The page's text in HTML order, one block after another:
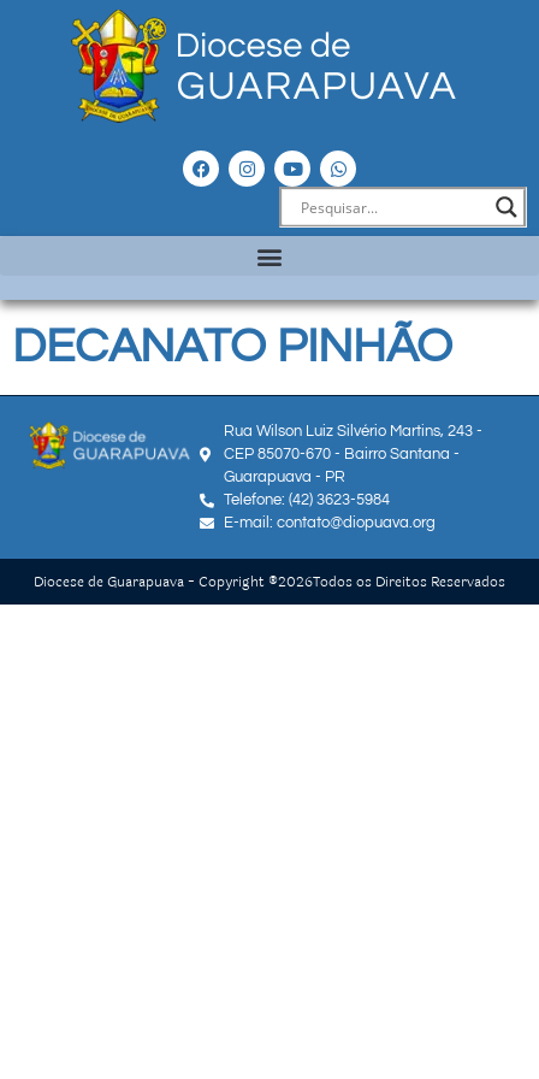
DECANATO PINHÃO
Rua Wilson Luiz Silvério Martins, 243 -
CEP 85070-670 - Bairro Santana -
Guarapuava - PR
Telefone: (42) 3623-5984
E-mail: contato@diopuava.org
Diocese de Guarapuava - Copyright ®2026Todos os Direitos Reservados